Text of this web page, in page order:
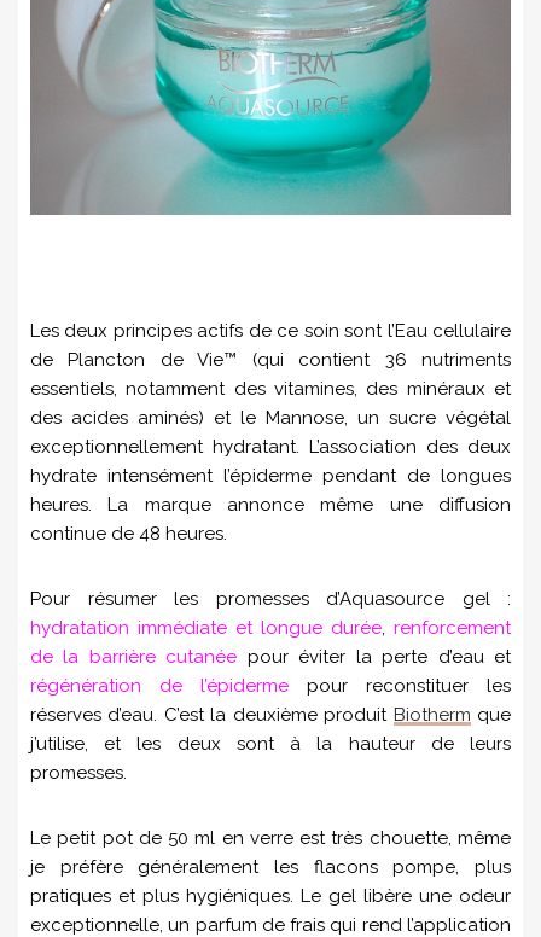
Les deux principes actifs de ce soin sont l’Eau cellulaire
de Plancton de Vie™ (qui contient 36 nutriments
essentiels, notamment des vitamines, des minéraux et
des acides aminés) et le Mannose, un sucre végétal
exceptionnellement hydratant. L’association des deux
hydrate intensément l’épiderme pendant de longues
heures. La marque annonce même une diffusion
continue de 48 heures.
Pour résumer les promesses d’Aquasource gel :
hydratation immédiate et longue durée renforcement
de la barrière cutanée pour éviter la perte d’eau et
régénération de l’épiderme pour reconstituer les
réserves d’eau. C’est la deuxième produit Biotherm que
j’utilise, et les deux sont à la hauteur de leurs
promesses.
Le petit pot de 50 ml en verre est très chouette, même
je préfère généralement les flacons pompe, plus
pratiques et plus hygiéniques. Le gel libère une odeur
exceptionnelle, un parfum de frais qui rend l’application